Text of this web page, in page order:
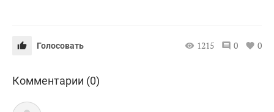
Голосовать 1215 0 0
Комментарии (0)